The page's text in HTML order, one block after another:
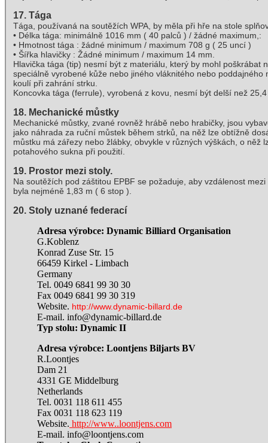
17. Tága
Tága, používaná na soutěžích WPA, by měla při hře na stole
• Délka tága: minimálně 1016 mm ( 40 palců ) / žádné maximum,:
• Hmotnost tága : žádné minimum / maximum 708 g ( 25 uncí )
• Šířka hlavičky : Žádné minimum / maximum 14 mm.
Hlavička tága (tip) nesmí být z materiálu, který by mohl
speciálně vyrobené kůže nebo jiného vláknitého nebo
koulí při zahrání strku.
Koncovka tága (ferrule), vyrobená z kovu, nesmí být delší než
18. Mechanické můstky
Mechanické můstky, zvané rovněž hrábě nebo hrabičky, jsou
jako náhrada za ruční můstek během strků, na něž lze obtížně
můstku má zářezy nebo žlábky, obvykle v různých výškách, o
potahového sukna při použití.
19. Prostor mezi stoly.
Na soutěžích pod záštitou EPBF se požaduje, aby vzdálenost
byla nejméně 1,83 m ( 6 stop ).
20. Stoly uznané federací
Adresa výrobce: Dynamic Billiard Organisation
G.Koblenz
Konrad Zuse Str. 15
66459 Kirkel - Limbach
Germany
Tel. 0049 6841 99 30 30
Fax 0049 6841 99 30 319
Website. http://www.dynamic-billard.de
E-mail. info@dynamic-billard.de
Typ stolu: Dynamic II
Adresa výrobce: Loontjens Biljarts BV
R.Loontjes
Dam 21
4331 GE Middelburg
Netherlands
Tel. 0031 118 611 455
Fax 0031 118 623 119
Website. http://www..loontjens.com
E-mail. info@loontjens.com